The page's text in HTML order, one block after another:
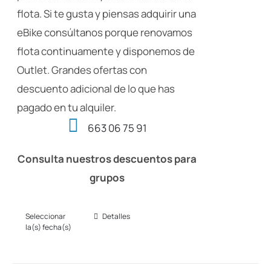
flota. Si te gusta y piensas adquirir una
eBike consúltanos porque renovamos
flota continuamente y disponemos de
Outlet. Grandes ofertas con
descuento adicional de lo que has
pagado en tu alquiler.
663 06 75 91
Consulta nuestros descuentos para
grupos
Seleccionar
la(s) fecha(s)
Este
Detalles